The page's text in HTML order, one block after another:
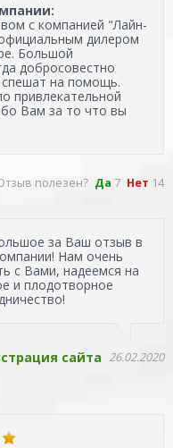
с компанией "Лайн-
дилером
Большой
добросовестно
спешат на помощь.
привлекательной
Вам за то что вы
полезен? Да 7 Нет 14
за Ваш отзыв в
Нам очень
с Вами, надеемся на
и плодотворное
26.02.2020
сайта